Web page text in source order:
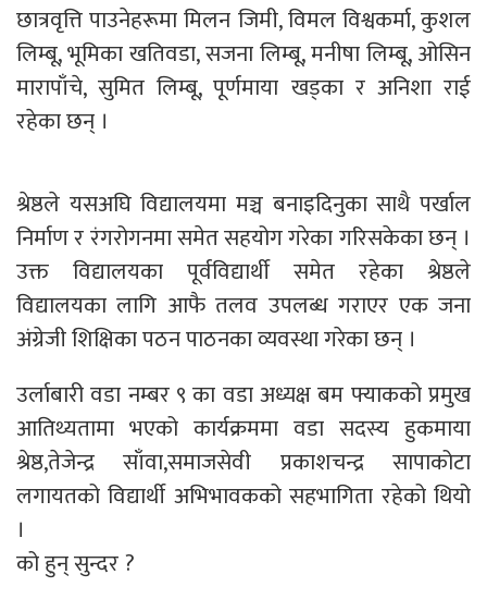
छात्रवृत्ति पाउनेहरूमा मिलन जिमी, विमल विश्वकर्मा, कुशल
लिम्बू, भूमिका खतिवडा, सजना लिम्बू, मनीषा लिम्बू, ओसिन
मारापाँचे, सुमित लिम्बू, पूर्णमाया खड्का र अनिशा राई
रहेका छन् ।
श्रेष्ठले यसअघि विद्यालयमा मञ्च बनाइदिनुका साथै पर्खाल
निर्माण र रंगरोगनमा समेत सहयोग गरेका गरिसकेका छन् ।
उक्त विद्यालयका पूर्वविद्यार्थी समेत रहेका श्रेष्ठले
विद्यालयका लागि आफै तलव उपलब्ध गराएर एक जना
अंग्रेजी शिक्षिका पठन पाठनका व्यवस्था गरेका छन् ।
उर्लाबारी वडा नम्बर ९ का वडा अध्यक्ष बम फ्याकको प्रमुख
आतिथ्यतामा भएको कार्यक्रममा वडा सदस्य हुकमाया
श्रेष्ठ,तेजेन्द्र साँवा,समाजसेवी प्रकाशचन्द्र सापाकोटा
लगायतको विद्यार्थी अभिभावकको सहभागिता रहेको थियो
।
को हुन् सुन्दर ?